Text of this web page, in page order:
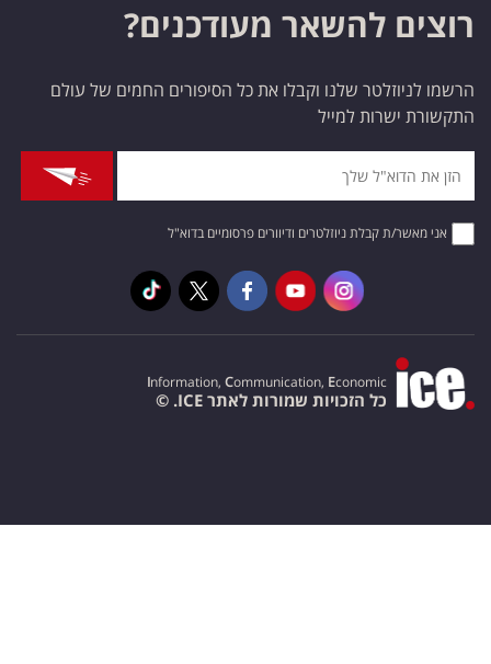
רוצים להשאר מעודכנים?
הרשמו לניוזלטר שלנו וקבלו את כל הסיפורים החמים של עולם
התקשורת ישרות למייל
אני מאשר/ת קבלת ניוזלטרים ודיוורים פרסומיים בדוא"ל
Information, Communication, Economic
כל הזכויות שמורות לאתר ICE. ©